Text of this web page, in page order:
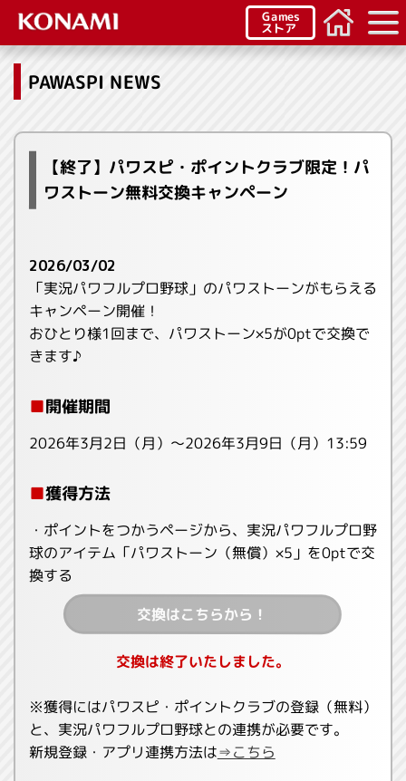
Games
ストア
PAWASPI NEWS
【終了】パワスピ・ポイントクラブ限定！パ
ワストーン無料交換キャンペーン
2026/03/02
「実況パワフルプロ野球」のパワストーンがもらえる
キャンペーン開催！
おひとり様1回まで、パワストーン×5が0ptで交換で
きます♪
■開催期間
2026年3月2日（月）〜2026年3月9日（月）13:59
■獲得方法
・ポイントをつかうページから、実況パワフルプロ野
球のアイテム「パワストーン（無償）×5」を0ptで交
換する
交換はこちらから！
交換は終了いたしました。
※獲得にはパワスピ・ポイントクラブの登録（無料）
と、実況パワフルプロ野球との連携が必要です。
新規登録・アプリ連携方法は⇒こちら